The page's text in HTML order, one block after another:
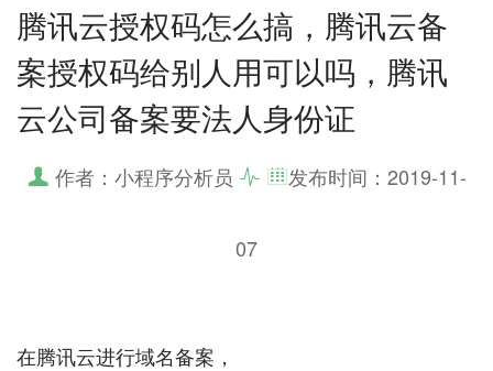
腾讯云授权码怎么搞，腾讯云备
案授权码给别人用可以吗，腾讯
云公司备案要法人身份证
作者：小程序分析员 发布时间： 2019-11-
07
在腾讯云进行域名备案，